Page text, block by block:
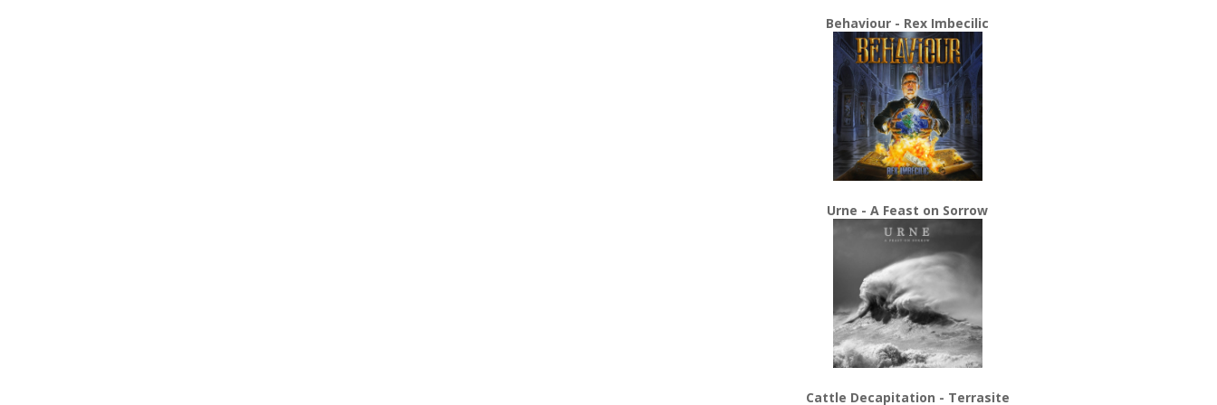
Behaviour - Rex Imbecilic
Urne - A Feast on Sorrow
Cattle Decapitation - Terrasite